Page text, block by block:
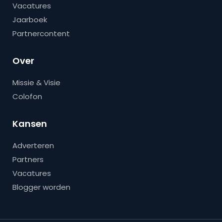
Vacatures
Jaarboek
Partnercontent
Over
Missie & Visie
Colofon
Kansen
Adverteren
Partners
Vacatures
Blogger worden